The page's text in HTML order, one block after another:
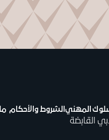
المهنيالشروط والأحكام